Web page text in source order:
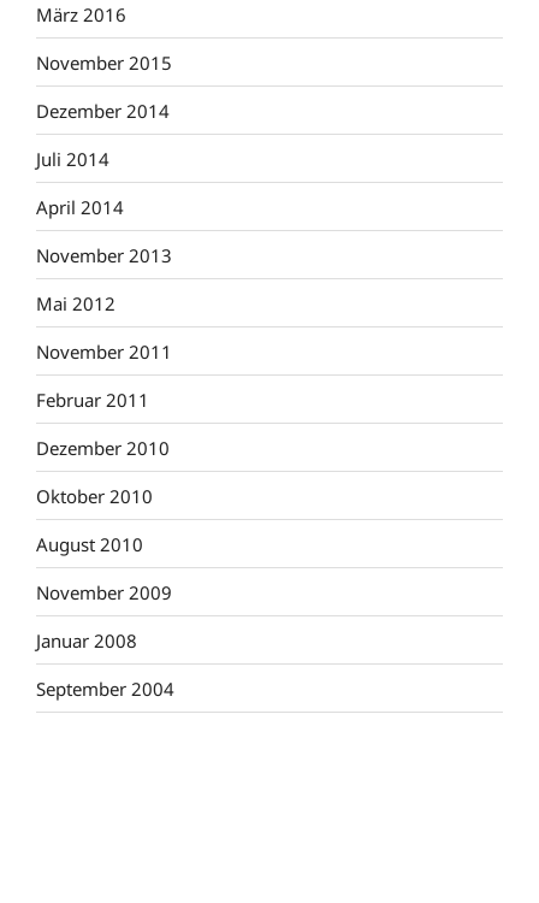
März 2016
November 2015
Dezember 2014
Juli 2014
April 2014
November 2013
Mai 2012
November 2011
Februar 2011
Dezember 2010
Oktober 2010
August 2010
November 2009
Januar 2008
September 2004